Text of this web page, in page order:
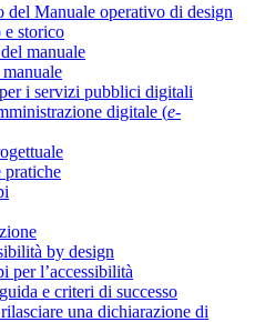
del Manuale operativo di design
e storico
manuale
i servizi pubblici digitali
digitale (e-
pratiche
by design
per l’accessibilità
e criteri di successo
una dichiarazione di